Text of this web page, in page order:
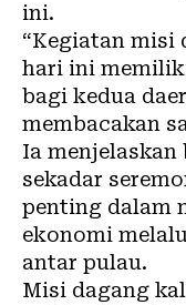
ini.
“Kegiatan misi
hari ini
bagi kedua
membacakan
Ia menjelaskan
sekadar
penting dalam
ekonomi
antar pulau.
Misi dagang